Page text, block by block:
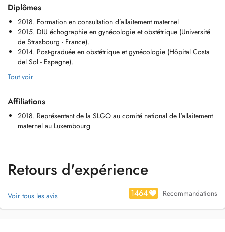
Pour prendre rendez-vous, vous pouvez aussi le faire par téléphone:
+352 27 86 17 07
Aussi vous pouvez le faire online directement sur notre agenda:
Consultations de gynécologie et obstétrique : visite annuelle, maladies
sexuellement transmissibles (MST) , contraception, infertilité et stérilité
(stimulation ovarienne, insémination artificielle...), diagnostic et
prévention de cancer gynécologique, ménopause, gynécologie
postnatale.
Note aux patientes: À partir du prochain 01/01/2019, on nacceptera
plus des paiements par virement bancaire et tous les consultations
Diplômes
2018. Formation en consultation d’allaitement maternel
2015. DIU échographie en gynécologie et obstétrique (Université
de Strasbourg - France).
2014. Post-graduée en obstétrique et gynécologie (Hôpital Costa
del Sol - Espagne).
Tout voir
Affiliations
2018. Représentant de la SLGO au comité national de l'allaitement
maternel au Luxembourg
Retours d'expérience
Voir tous les avis 1464 Recommandations